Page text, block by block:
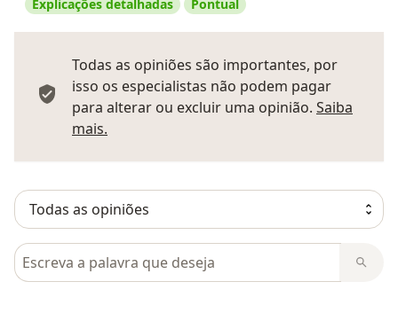
Explicações detalhadas
Pontual
Todas as opiniões são importantes, por
isso os especialistas não podem pagar
para alterar ou excluir uma opinião. Saiba
mais.
Pesquisar em opiniões